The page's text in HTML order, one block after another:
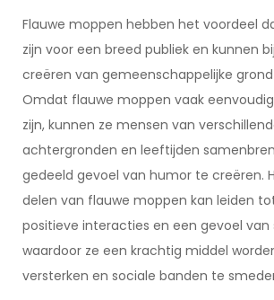
Flauwe moppen hebben het voordeel
zijn voor een breed publiek en kunnen
creëren van gemeenschappelijke
Omdat flauwe moppen vaak
zijn, kunnen ze mensen van
achtergronden en leeftijden
gedeeld gevoel van humor te creëren.
delen van flauwe moppen kan leiden
positieve interacties en een gevoel van
waardoor ze een krachtig middel
versterken en sociale banden te